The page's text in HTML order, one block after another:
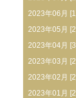
2023年06月
2023年05月
2023年04月
2023年03月
2023年02月
2023年01月